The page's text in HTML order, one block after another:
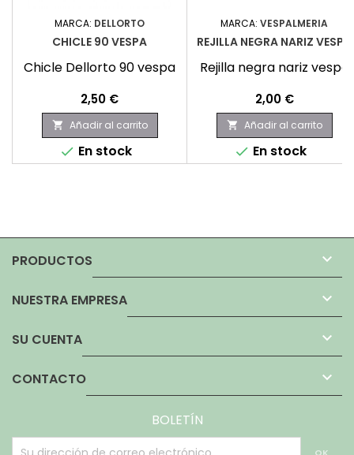
MARCA: DELLORTO
CHICLE 90 VESPA
Chicle Dellorto 90 vespa
Precio
2,50 €
 Añadir al carrito
 En stock
MARCA: VESPALMERIA
REJILLA NEGRA NARIZ VESPA
Rejilla negra nariz vespa
Precio
2,00 €
 Añadir al carrito
 En stock
PRODUCTOS 
NUESTRA EMPRESA 
SU CUENTA 
CONTACTO 
BOLETÍN